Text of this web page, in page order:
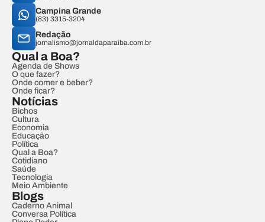
Campina Grande
(83) 3315-3204
Redação
jornalismo@jornaldaparaiba.com.br
Qual a Boa?
Agenda de Shows
O que fazer?
Onde comer e beber?
Onde ficar?
Notícias
Bichos
Cultura
Economia
Educação
Política
Qual a Boa?
Cotidiano
Saúde
Tecnologia
Meio Ambiente
Blogs
Caderno Animal
Conversa Política